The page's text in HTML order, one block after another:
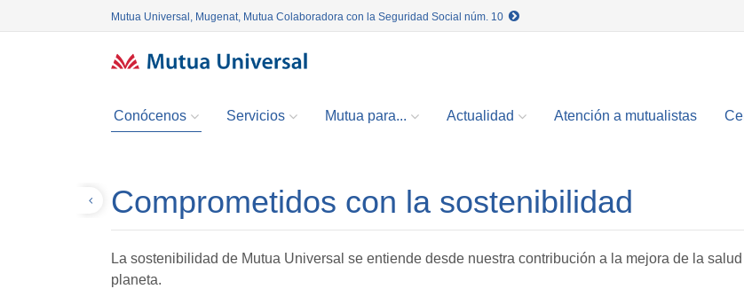
Mutua Universal, Mugenat, Mutua Colaboradora con la Seguridad Social núm. 10
Conócenos Servicios Mutua para... Actualidad Atención a mutualistas
Comprometidos con la sostenibilidad
La sostenibilidad de Mutua Universal se entiende desde nuestra contribución a la mejora de la
planeta.